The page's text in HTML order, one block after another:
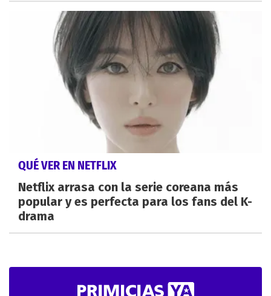
QUÉ VER EN NETFLIX
Netflix arrasa con la serie coreana más
popular y es perfecta para los fans del K-
drama